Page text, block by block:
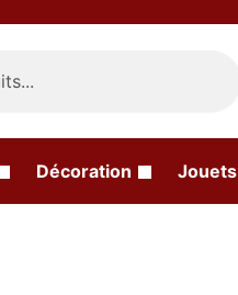
Décoration Jouets